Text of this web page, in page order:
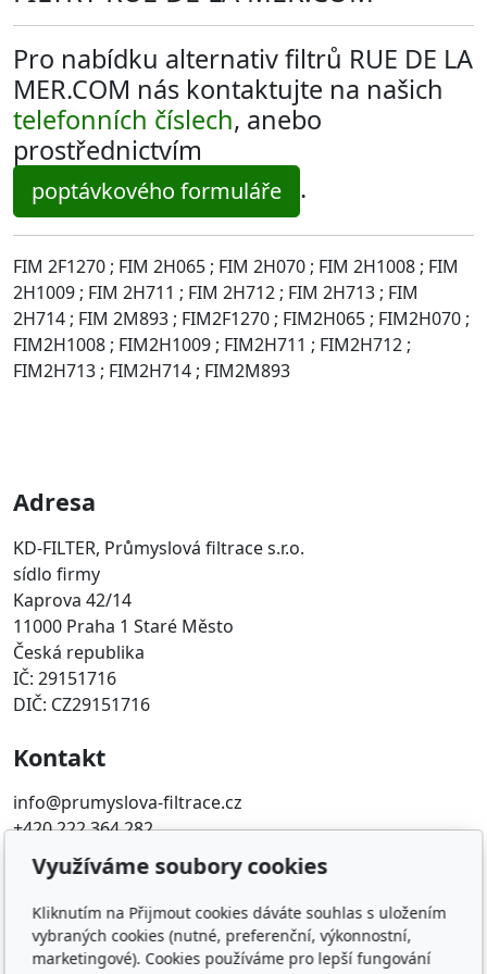
Pro nabídku alternativ filtrů RUE DE LA
MER.COM nás kontaktujte na našich
telefonních číslech, anebo
prostřednictvím
poptávkového formuláře .
FIM 2F1270 ; FIM 2H065 ; FIM 2H070 ; FIM 2H1008 ; FIM
2H1009 ; FIM 2H711 ; FIM 2H712 ; FIM 2H713 ; FIM
2H714 ; FIM 2M893 ; FIM2F1270 ; FIM2H065 ; FIM2H070 ;
FIM2H1008 ; FIM2H1009 ; FIM2H711 ; FIM2H712 ;
FIM2H713 ; FIM2H714 ; FIM2M893
Adresa
KD-FILTER, Průmyslová filtrace s.r.o.
sídlo firmy
Kaprova 42/14
11000 Praha 1 Staré Město
Česká republika
IČ: 29151716
DIČ: CZ29151716
Kontakt
info@prumyslova-filtrace.cz
+420 222 364 282
Oblíbené odkazy
Katalog filtrů MANN
KDFILTER.CZ
Využíváme soubory cookies
Kliknutím na Přijmout cookies dáváte souhlas s uložením
vybraných cookies (nutné, preferenční, výkonnostní,
marketingové). Cookies používáme pro lepší fungování